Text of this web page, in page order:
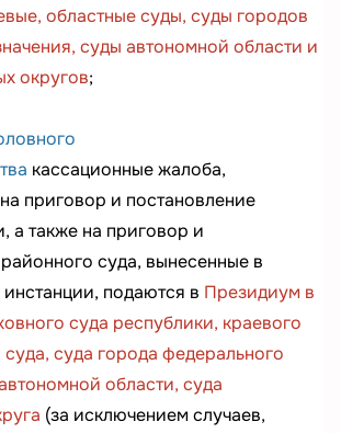
областные суды, суды городов
суды автономной области и
округов;
кассационные жалоба,
приговор и постановление
а также на приговор и
суда, вынесенные в
подаются в Президиум в
суда республики, краевого
суда города федерального
области, суда
(за исключением случаев,